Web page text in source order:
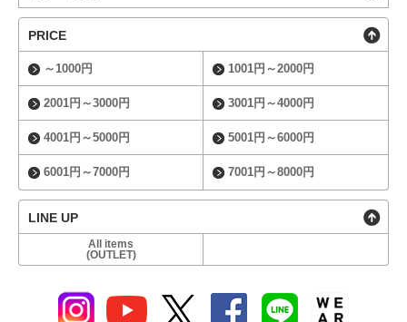
PRICE
～1000円 1001円～2000円
2001円～3000円 3001円～4000円
4001円～5000円 5001円～6000円
6001円～7000円 7001円～8000円
LINE UP
All items
(OUTLET)